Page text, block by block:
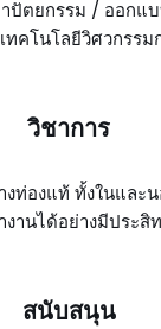
าปัตยกรรม / ออก
ทคโนโลยีวิศวกรรม
วิชาการ
งท่องแท้ ทั้งในและ
งานได้อย่างมีประ
สนับสนุน